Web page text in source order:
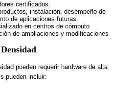
certificados
instalación, desempeño de
de aplicaciones futuras
en centros de cómputo
de ampliaciones y modificaciones
pueden requerir hardware de alta
pueden incluir: